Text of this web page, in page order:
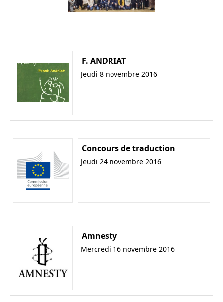
F. ANDRIAT
Jeudi 8 novembre 2016
Concours de traduction
Jeudi 24 novembre 2016
Amnesty
Mercredi 16 novembre 2016